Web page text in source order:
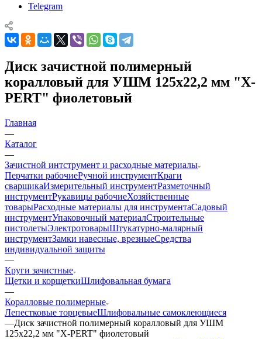
Telegram
Диск зачистной полимерный
коралловый для УШМ 125x22,2 мм "X-
PERT" фиолетовый
Главная
—
Каталог
—
Зачистной интструмент и расходные материалы
Перчатки рабочиеРучной инструментКраги
сварщикаИзмерительный инструментРазметочный
инструментРукавицы рабочиеХозяйственные
товарыРасходные материалы для инструментаСадовый
инструментУпаковочный материалСтроительные
пистолетыЭлектротоварыШтукатурно-малярный
инструментЗамки навесные, врезныеСредства
индивидуальной защиты
—
Круги зачистные
Щетки и корщеткиШлифовальная бумага
—
Коралловые полимерные
Лепестковые торцевыеШлифовальные самоклеющиеся
—Диск зачистной полимерный коралловый для УШМ
125x22,2 мм "X-PERT" фиолетовый